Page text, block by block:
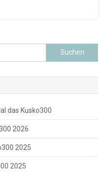
Suchen
nach:
das Kusko300
2026
2025
2025